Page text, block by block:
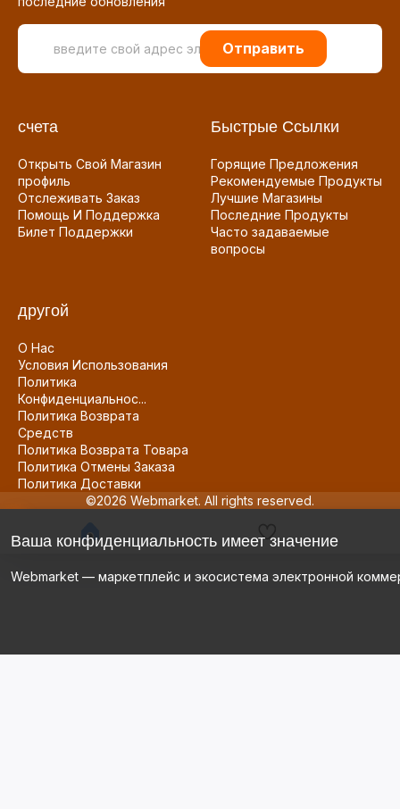
Отправить
счета
Открыть Свой Магазин
профиль
Отслеживать Заказ
Помощь И Поддержка
Билет Поддержки
Быстрые Ссылки
Горящие Предложения
Рекомендуемые Продукты
Лучшие Магазины
Последние Продукты
Часто задаваемые
вопросы
другой
О Нас
Условия Использования
Политика
Конфиденциальнос...
Политика Возврата
Средств
Политика Возврата Товара
Политика Отмены Заказа
Политика Доставки
©2026 Webmarket. All rights reserved.
Ваша конфиденциальность имеет значение
Webmarket — маркетплейс и экосистема электронной